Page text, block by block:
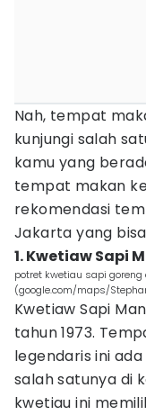
Nah, tempat
kunjungi salah
kamu yang
tempat makan
rekomendasi
Jakarta yang
1. Kwetiaw Sapi
potret kwetiau sapi
(google.com/maps/
Kwetiaw Sapi
tahun 1973.
legendaris ini
salah satunya di
kwetiau ini